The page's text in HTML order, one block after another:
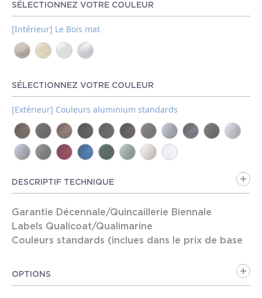
SÉLECTIONNEZ VOTRE COULEUR
[Intérieur] Le Bois mat
SÉLECTIONNEZ VOTRE COULEUR
[Extérieur] Couleurs aluminium standards
DESCRIPTIF TECHNIQUE
Garantie Décennale/Quincaillerie Biennale
Labels Qualicoat/Qualimarine
Couleurs standards (inclues dans le prix de base
OPTIONS